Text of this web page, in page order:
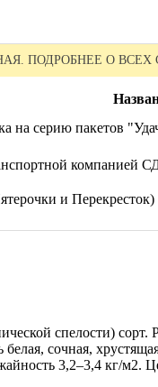
ПОДРОБНЕЕ О ВСЕХ
на серию пакетов
компанией
и
спелости)
сочная,
3,2–3,4 кг/м2.